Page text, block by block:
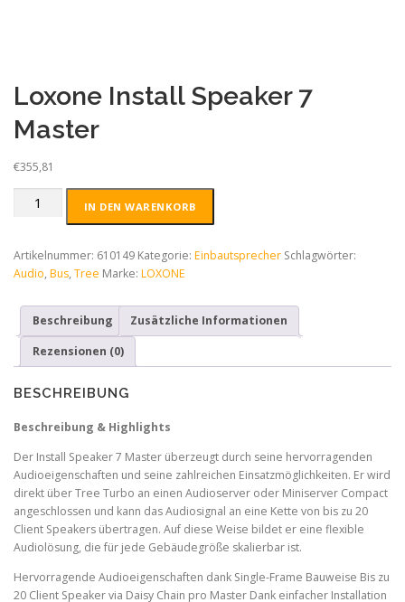
Loxone Install Speaker 7
Master
€355,81
Loxone
7
Master
IN DEN WARENKORB
Artikelnummer: 610149 Kategorie: Einbautsprecher Schlagwörter:
Audio, Bus, Tree Marke: LOXONE
Beschreibung Zusätzliche Informationen
Rezensionen (0)
BESCHREIBUNG
Beschreibung & Highlights
Der Install Speaker 7 Master überzeugt durch seine hervorragenden
Audioeigenschaften und seine zahlreichen Einsatzmöglichkeiten. Er wird
direkt über Tree Turbo an einen Audioserver oder Miniserver Compact
angeschlossen und kann das Audiosignal an eine Kette von bis zu 20
Client Speakers übertragen. Auf diese Weise bildet er eine flexible
Audiolösung, die für jede Gebäudegröße skalierbar ist.
Hervorragende Audioeigenschaften dank Single-Frame Bauweise Bis zu
20 Client Speaker via Daisy Chain pro Master Dank einfacher Installation